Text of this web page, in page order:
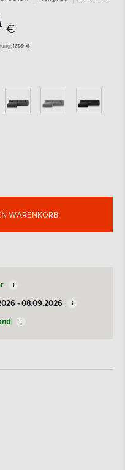
€
1699 €
WARENKORB
- 08.09.2026